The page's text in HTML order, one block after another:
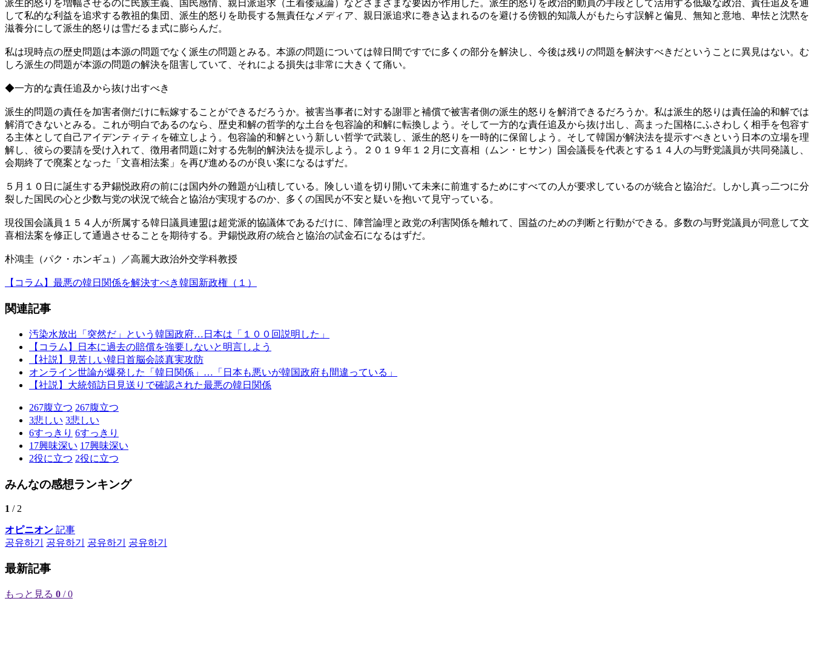
派生的怒りを増幅させるのに民族主義、国民感情、親日派追求（土着倭寇論）などさまざまな要因が作用した。派生的怒りを政治的動員の手段として活用する低級な政治、責任追及を通
して私的な利益を追求する教祖的集団、派生的怒りを助長する無責任なメディア、親日派追求に巻き込まれるのを避ける傍観的知識人がもたらす誤解と偏見、無知と意地、卑怯と沈黙を
滋養分にして派生的怒りは雪だるま式に膨らんだ。
私は現時点の歴史問題は本源の問題でなく派生の問題とみる。本源の問題については韓日間ですでに多くの部分を解決し、今後は残りの問題を解決すべきだということに異見はない。む
しろ派生の問題が本源の問題の解決を阻害していて、それによる損失は非常に大きくて痛い。
◆一方的な責任追及から抜け出すべき
派生的問題の責任を加害者側だけに転嫁することができるだろうか。被害当事者に対する謝罪と補償で被害者側の派生的怒りを解消できるだろうか。私は派生的怒りは責任論的和解では
解消できないとみる。これが明白であるのなら、歴史和解の哲学的な土台を包容論的和解に転換しよう。そして一方的な責任追及から抜け出し、高まった国格にふさわしく相手を包容す
る主体として自己アイデンティティを確立しよう。包容論的和解という新しい哲学で武装し、派生的怒りを一時的に保留しよう。そして韓国が解決法を提示すべきという日本の立場を理
解し、彼らの要請を受け入れて、徴用者問題に対する先制的解決法を提示しよう。２０１９年１２月に文喜相（ムン・ヒサン）国会議長を代表とする１４人の与野党議員が共同発議し、
会期終了で廃案となった「文喜相法案」を再び進めるのが良い案になるはずだ。
５月１０日に誕生する尹錫悦政府の前には国内外の難題が山積している。険しい道を切り開いて未来に前進するためにすべての人が要求しているのが統合と協治だ。しかし真っ二つに分
裂した国民の心と少数与党の状況で統合と協治が実現するのか、多くの国民が不安と疑いを抱いて見守っている。
現役国会議員１５４人が所属する韓日議員連盟は超党派的協議体であるだけに、陣営論理と政党の利害関係を離れて、国益のための判断と行動ができる。多数の与野党議員が同意して文
喜相法案を修正して通過させることを期待する。尹錫悦政府の統合と協治の試金石になるはずだ。
朴鴻圭（パク・ホンギュ）／高麗大政治外交学科教授
【コラム】最悪の韓日関係を解決すべき韓国新政権（１）
関連記事
汚染水放出「突然だ」という韓国政府…日本は「１００回説明した」
【コラム】日本に過去の賠償を強要しないと明言しよう
【社説】見苦しい韓日首脳会談真実攻防
オンライン世論が爆発した「韓日関係」…「日本も悪いが韓国政府も間違っている」
【社説】大統領訪日見送りで確認された最悪の韓日関係
267腹立つ 267腹立つ
3悲しい 3悲しい
6すっきり 6すっきり
17興味深い 17興味深い
2役に立つ 2役に立つ
みんなの感想ランキング
1 / 2
オピニオン 記事
공유하기
공유하기 공유하기 공유하기
最新記事
もっと見る 0 / 0